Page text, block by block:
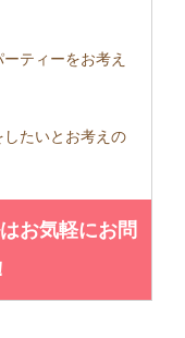
ティーをお考え
たいとお考えの
お気軽にお問